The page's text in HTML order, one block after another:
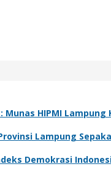
Munas HIPMI
Lampung
Demokrasi